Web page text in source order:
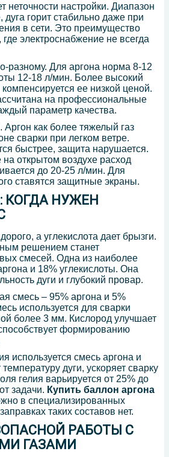
неточности настройки. Диапазон
дуга горит стабильно даже при
в сети. Это преимущество
электроснабжение не всегда
разному. Для аргона норма 8-12
12-18 л/мин. Более высокий
ее низкой ценой.
на профессиональные
параметр качества.
Аргон как более тяжелый газ
сварки при легком ветре.
быстрее, защита нарушается.
открытом воздухе расход
до 20-25 л/мин. Для
ставятся защитные экраны.
КОГДА НУЖЕН
а углекислота дает брызги.
решением станет
смесей. Одна из наиболее
и 18% углекислоты. Она
дуги и глубокий провар.
смесь – 95% аргона и 5%
используется для сварки
более 3 мм. Кислород улучшает
формированию
используется смесь аргона и
дуги, ускоряет сварку
гелия варьируется от 25% до
задачи. Купить баллон аргона
в специализированных
таких составов нет.
РАБОТЫ С
ГАЗАМИ